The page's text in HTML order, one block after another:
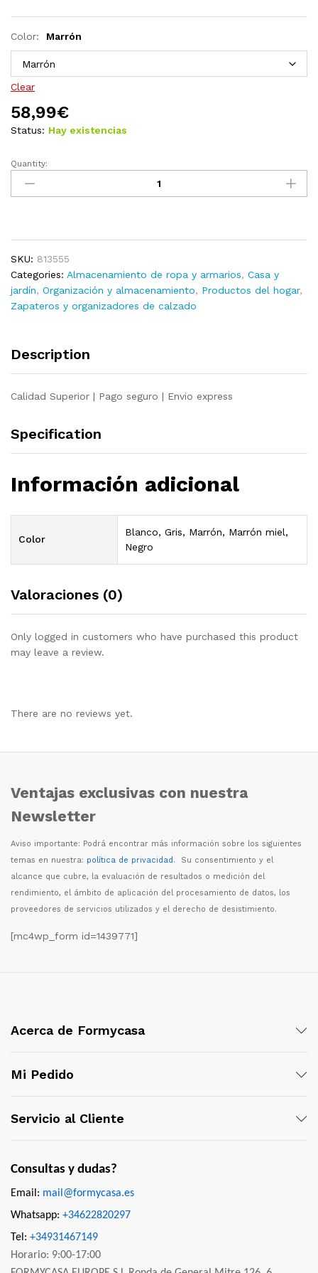
Color: Marrón
Clear
58,99€
Status: Hay existencias
Armario
zapatero
de
pino
34x30x105
cm
quantity
Quantity:
SKU: 813555
Categories: Almacenamiento de ropa y armarios, Casa y
jardín, Organización y almacenamiento, Productos del hogar,
Zapateros y organizadores de calzado
Description
Calidad Superior | Pago seguro | Envio express
Specification
Información adicional
Color
Blanco, Gris, Marrón, Marrón miel,
Negro
Valoraciones (0)
Only logged in customers who have purchased this product
may leave a review.
There are no reviews yet.
Ventajas exclusivas con nuestra
Newsletter
Aviso importante: Podrá encontrar más información sobre los siguientes
temas en nuestra: política de privacidad. Su consentimiento y el
alcance que cubre, la evaluación de resultados o medición del
rendimiento, el ámbito de aplicación del procesamiento de datos, los
proveedores de servicios utilizados y el derecho de desistimiento.
[mc4wp_form id=1439771]
Acerca de Formycasa
Mi Pedido
Servicio al Cliente
Consultas y dudas?
Email: mail@formycasa.es
Whatsapp: +34622820297
Tel: +34931467149
Horario: 9:00-17:00